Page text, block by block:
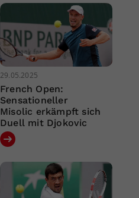
29.05.2025
French Open:
Sensationeller
Misolic erkämpft sich
Duell mit Djokovic